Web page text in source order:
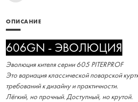
ОПИСАНИЕ
606GN - ЭВОЛЮЦИЯ
Эволюция кителя серии 605 PITERPROF
Это вариация классической поварской
требований к дизайну и практичности.
Лёгкий, но прочный. Доступный, но крутой.